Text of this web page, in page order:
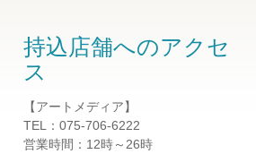
持込店舗へのアクセ
ス
【アートメディア】
TEL：075-706-6222
営業時間：12時～26時